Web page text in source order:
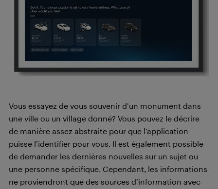
Vous essayez de vous souvenir d’un monument dans
une ville ou un village donné? Vous pouvez le décrire
de manière assez abstraite pour que l’application
puisse l’identifier pour vous. Il est également possible
de demander les dernières nouvelles sur un sujet ou
une personne spécifique. Cependant, les informations
ne proviendront que des sources d’information avec